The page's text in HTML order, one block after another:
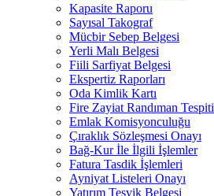
Kapasite Raporu
Sayısal Takograf
Mücbir Sebep Belgesi
Yerli Malı Belgesi
Fiili Sarfiyat Belgesi
Ekspertiz Raporları
Oda Kimlik Kartı
Fire Zayiat Randıman Tespiti
Emlak Komisyonculuğu
Çıraklık Sözleşmesi Onayı
Bağ-Kur İle İlgili İşlemler
Fatura Tasdik İşlemleri
Ayniyat Listeleri Onayı
Yatırım Teşvik Belgesi